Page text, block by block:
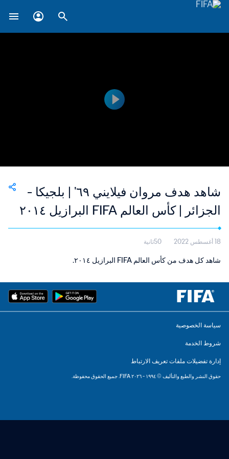
شاهد هدف مروان فيلايني ٦٩' | بلجيكا -
الجزائر | كأس العالم FIFA البرازيل ٢٠١٤
18 أغسطس 2022 50ثانية
شاهد كل هدف من كأس العالم FIFA البرازيل ٢٠١٤.
سياسة الخصوصية
شروط الخدمة
إدارة تفضيلات ملفات تعريف الارتباط
حقوق النشر والطبع والتأليف © ١٩٩٤ - ٢٠٢٦ FIFA. جميع الحقوق محفوظة.